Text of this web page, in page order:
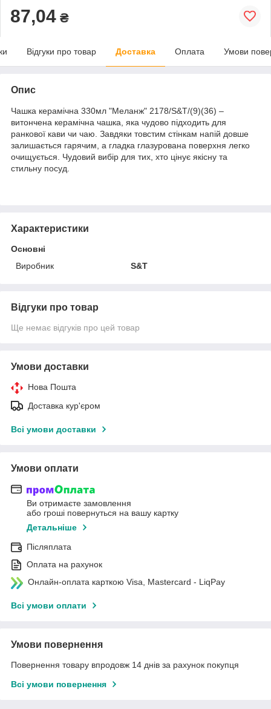
87,04 ₴
Відгуки про товар Доставка Оплата Умови
Опис
Чашка керамічна 330мл "Меланж" 2178/S&T/(9)(36) –
витончена керамічна чашка, яка чудово підходить для
ранкової кави чи чаю. Завдяки товстим стінкам напій довше
залишається гарячим, а гладка глазурована поверхня легко
очищується. Чудовий вибір для тих, хто цінує якісну та
стильну посуд.
Характеристики
Основні
Виробник
S&T
Відгуки про товар
Ще немає відгуків про цей товар
Умови доставки
Нова Пошта
Доставка кур'єром
Всі умови доставки
Умови оплати
Ви отримаєте замовлення
або гроші повернуться на вашу картку
Детальніше
Післяплата
Оплата на рахунок
Онлайн-оплата карткою Visa, Mastercard - LiqPay
Всі умови оплати
Умови повернення
Повернення товару впродовж 14 днів за рахунок покупця
Всі умови повернення